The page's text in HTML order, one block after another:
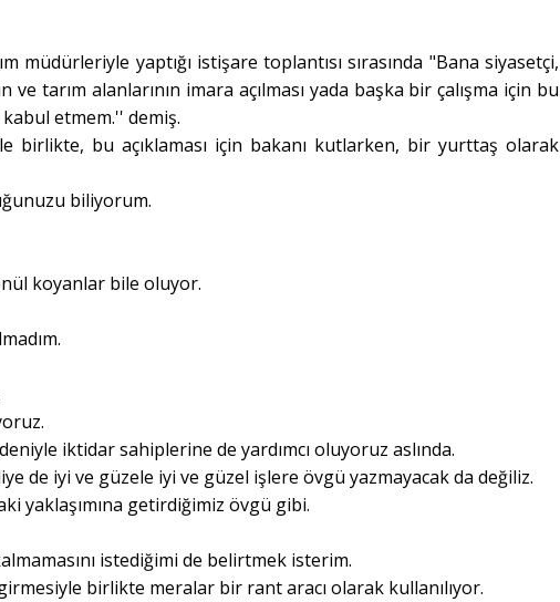
müdürleriyle yaptığı istişare toplantısı sırasında "Bana siyasetçi,
tarım alanlarının imara açılması yada başka bir çalışma için bu
kabul etmem.'' demiş.
birlikte, bu açıklaması için bakanı kutlarken, bir yurttaş olarak
biliyorum.
koyanlar bile oluyor.
iktidar sahiplerine de yardımcı oluyoruz aslında.
de iyi ve güzele iyi ve güzel işlere övgü yazmayacak da değiliz.
yaklaşımına getirdiğimiz övgü gibi.
istediğimi de belirtmek isterim.
birlikte meralar bir rant aracı olarak kullanılıyor.